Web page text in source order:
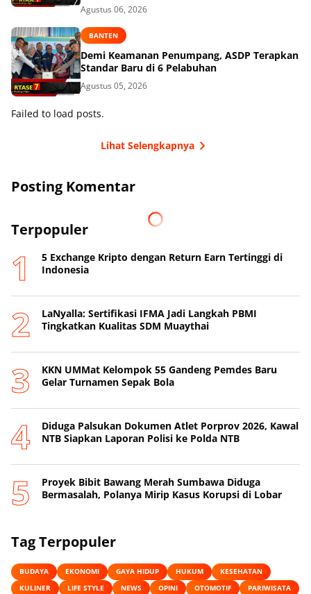
Agustus 06, 2026
BANTEN
Demi Keamanan Penumpang, ASDP Terapkan
Standar Baru di 6 Pelabuhan
Agustus 05, 2026
Failed to load posts.
Lihat Selengkapnya
Posting Komentar
Terpopuler
5 Exchange Kripto dengan Return Earn Tertinggi di
Indonesia
LaNyalla: Sertifikasi IFMA Jadi Langkah PBMI
Tingkatkan Kualitas SDM Muaythai
KKN UMMat Kelompok 55 Gandeng Pemdes Baru
Gelar Turnamen Sepak Bola
Diduga Palsukan Dokumen Atlet Porprov 2026, Kawal
NTB Siapkan Laporan Polisi ke Polda NTB
Proyek Bibit Bawang Merah Sumbawa Diduga
Bermasalah, Polanya Mirip Kasus Korupsi di Lobar
Tag Terpopuler
BUDAYA EKONOMI GAYA HIDUP HUKUM
KESEHATAN
KULINER
LIFE STYLE NEWS OPINI OTOMOTIF
PARIWISATA